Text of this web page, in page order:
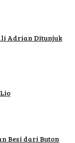
Adrian Ditunjuk
Besi dari Buton